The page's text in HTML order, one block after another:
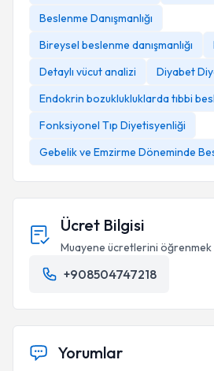
Beslenme Danışmanlığı
Bireysel beslenme danışmanlığı
Detaylı vücut analizi
Diyabet
Endokrin bozuklukluklarda tıbbi
Fonksiyonel Tıp Diyetisyenliği
Gebelik ve Emzirme Döneminde
Ücret Bilgisi
Muayene ücretlerini öğrenmek
+908504747218
Yorumlar